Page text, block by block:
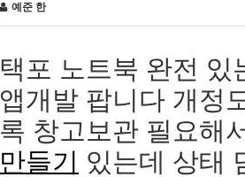
예준 한
택포 노트북 완전 있
앱개발 팝니다 개정
록 창고보관 필요해
만들기 있는데 상태